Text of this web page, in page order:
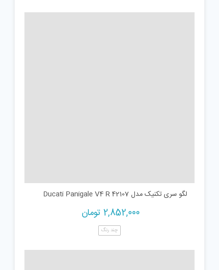
لگو سری تکنیک مدل Ducati Panigale V4 R 42107
2,852,000 تومان
چند رنگ